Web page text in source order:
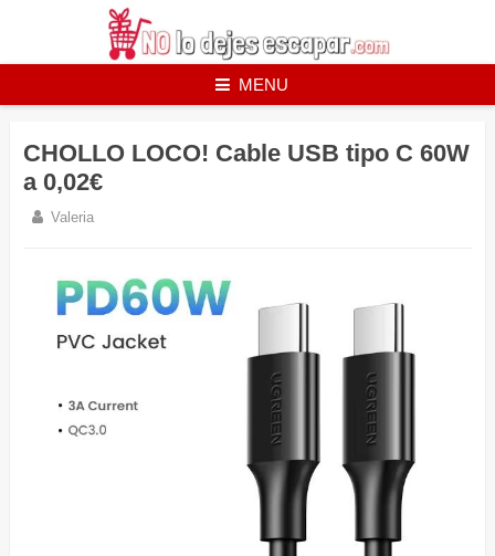
MENU
CHOLLO LOCO! Cable USB tipo C 60W
a 0,02€
Valeria